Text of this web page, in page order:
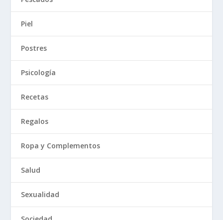
Piel
Postres
Psicología
Recetas
Regalos
Ropa y Complementos
Salud
Sexualidad